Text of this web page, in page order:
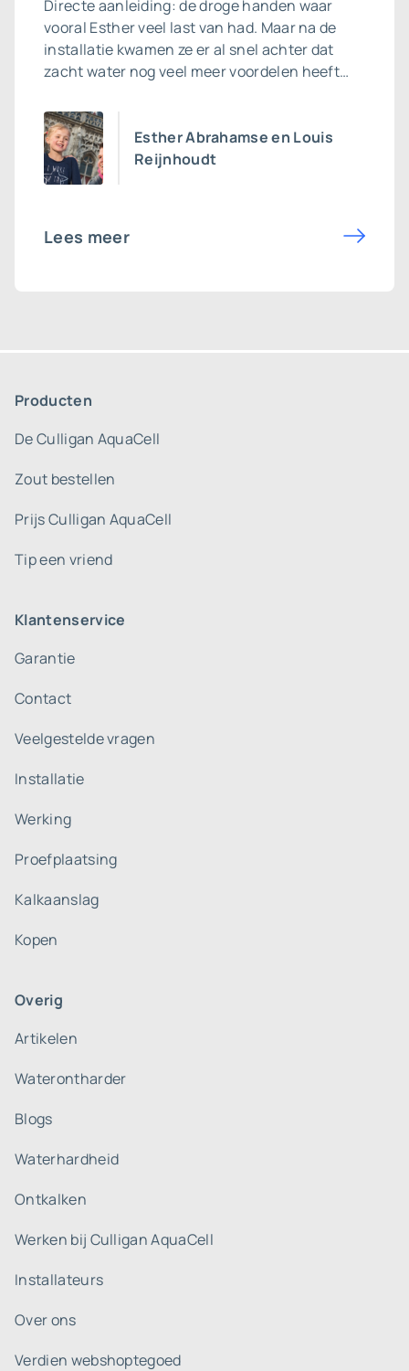
Directe aanleiding: de droge handen waar
vooral Esther veel last van had. Maar na de
installatie kwamen ze er al snel achter dat
zacht water nog veel meer voordelen heeft…
Esther Abrahamse en Louis
Reijnhoudt
Lees meer
Producten
De Culligan AquaCell
Zout bestellen
Prijs Culligan AquaCell
Tip een vriend
Klantenservice
Garantie
Contact
Veelgestelde vragen
Installatie
Werking
Proefplaatsing
Kalkaanslag
Kopen
Overig
Artikelen
Waterontharder
Blogs
Waterhardheid
Ontkalken
Werken bij Culligan AquaCell
Installateurs
Over ons
Verdien webshoptegoed